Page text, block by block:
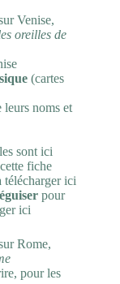
Venise,
oreilles de
(cartes
leurs noms et
sont ici
cette fiche
téléchargerici
pour
ici
Rome,
pour les